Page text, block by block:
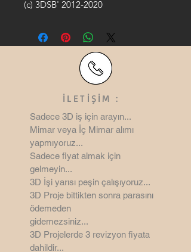
(c) 3DSB' 2012-2020
İLETİŞİM :
Sadece 3D iş için arayın...
Mimar veya İç Mimar alımı
yapmıyoruz...
Sadece fiyat almak için
gelmeyin...
3D İşi yarısı peşin çalışıyoruz...
3D Proje bittikten sonra parasını
ödemeden
gidemezsiniz...
3D Projelerde 3 revizyon fiyata
dahildir...